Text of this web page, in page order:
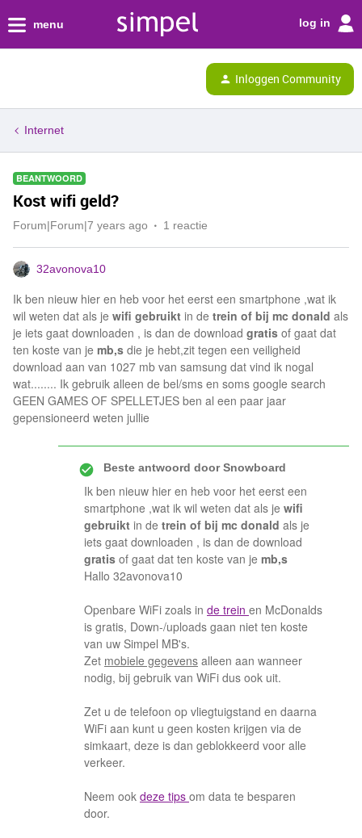
menu log in
Inloggen Community
Internet
BEANTWOORD
Kost wifi geld?
Forum|Forum|7 years ago 1 reactie
32avonova10
Ik ben nieuw hier en heb voor het eerst een smartphone ,wat ik
wil weten dat als je wifi gebruikt in de trein of bij mc donald als
je iets gaat downloaden , is dan de download gratis of gaat dat
ten koste van je mb,s die je hebt,zit tegen een veiligheid
download aan van 1027 mb van samsung dat vind ik nogal
wat........ Ik gebruik alleen de bel/sms en soms google search
GEEN GAMES OF SPELLETJES ben al een paar jaar
gepensioneerd weten jullie
Beste antwoord doorSnowboard
Ik ben nieuw hier en heb voor het eerst een
smartphone ,wat ik wil weten dat als je wifi
gebruikt in de trein of bij mc donald als je
iets gaat downloaden , is dan de download
gratis of gaat dat ten koste van je mb,s
Hallo 32avonova10
Openbare WiFi zoals in de trein en McDonalds
is gratis, Down-/uploads gaan niet ten koste
van uw Simpel MB's.
Zet mobiele gegevens alleen aan wanneer
nodig, bij gebruik van WiFi dus ook uit.
Zet u de telefoon op vliegtuigstand en daarna
WiFi aan kunt u geen kosten krijgen via de
simkaart, deze is dan geblokkeerd voor alle
verkeer.
Neem ook deze tips om data te besparen
door.